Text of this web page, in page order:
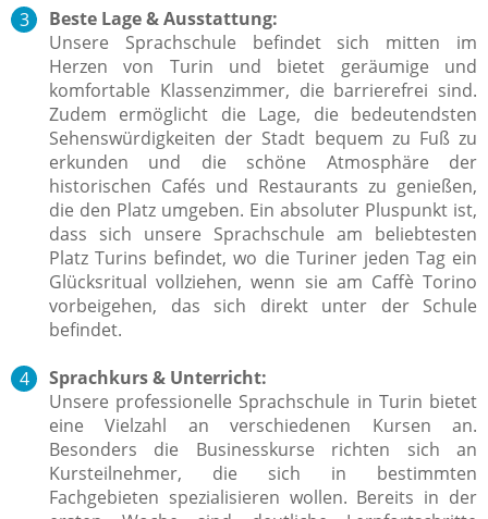
Beste Lage & Ausstattung:
Unsere Sprachschule befindet sich mitten im
Herzen von Turin und bietet geräumige und
komfortable Klassenzimmer, die barrierefrei sind.
Zudem ermöglicht die Lage, die bedeutendsten
Sehenswürdigkeiten der Stadt bequem zu Fuß zu
erkunden und die schöne Atmosphäre der
historischen Cafés und Restaurants zu genießen,
die den Platz umgeben. Ein absoluter Pluspunkt ist,
dass sich unsere Sprachschule am beliebtesten
Platz Turins befindet, wo die Turiner jeden Tag ein
Glücksritual vollziehen, wenn sie am Caffè Torino
vorbeigehen, das sich direkt unter der Schule
befindet.
Sprachkurs & Unterricht:
Unsere professionelle Sprachschule in Turin bietet
eine Vielzahl an verschiedenen Kursen an.
Besonders die Businesskurse richten sich an
Kursteilnehmer, die sich in bestimmten
Fachgebieten spezialisieren wollen. Bereits in der